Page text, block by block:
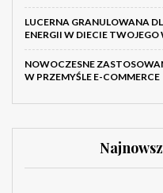
LUCERNA GRANULOWANA
ENERGII W DIECIE
NOWOCZESNE
W PRZEMYŚLE E-COMMERCE